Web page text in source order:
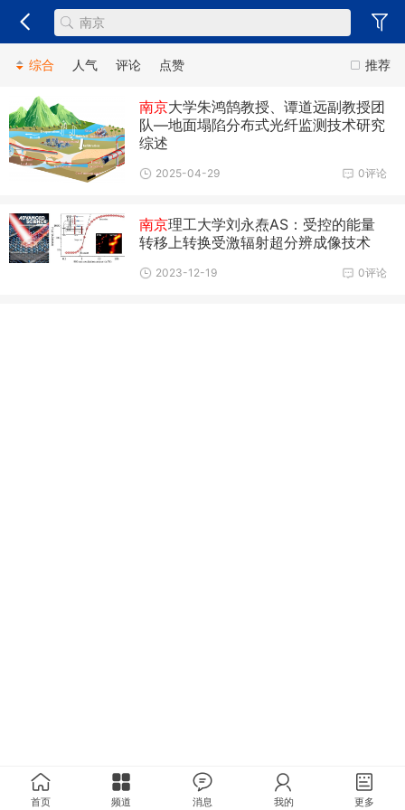
推荐
综合 人气 评论 点赞
南京大学朱鸿鹄教授、谭道远副教授团
队—地面塌陷分布式光纤监测技术研究
综述
0评论
2025-04-29
南京理工大学刘永焘AS：受控的能量
转移上转换受激辐射超分辨成像技术
0评论
2023-12-19
首页 频道 消息 我的 更多